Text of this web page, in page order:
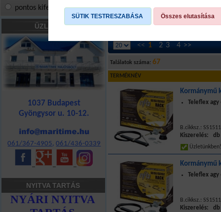
pontos kifejezés összes szóra szóra, szótöredék
ÜZLETÜNK
1037 Budapest
Gyöngysor u. 10-12.
061/367-4905,061/436-0339
NYITVA TARTÁS
Kormányzás» Húzó-toló kormány
<< 1 2 3 4 >>
Találatok száma: 67
TERMÉKNÉV
Kormánymű
Teleflex
B.cikksz.:
Kiszerelés: db
Kormánymű
Teleflex
B.cikksz.:
Kiszerelés: db
SÜTIK TESTRESZABÁSA Összes elutasítása